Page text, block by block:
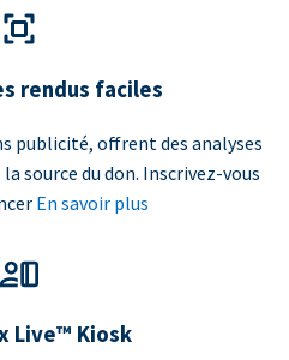
rendus faciles
publicité, offrent des analyses
source du don. Inscrivez-vous
En savoir plus
Live™ Kiosk